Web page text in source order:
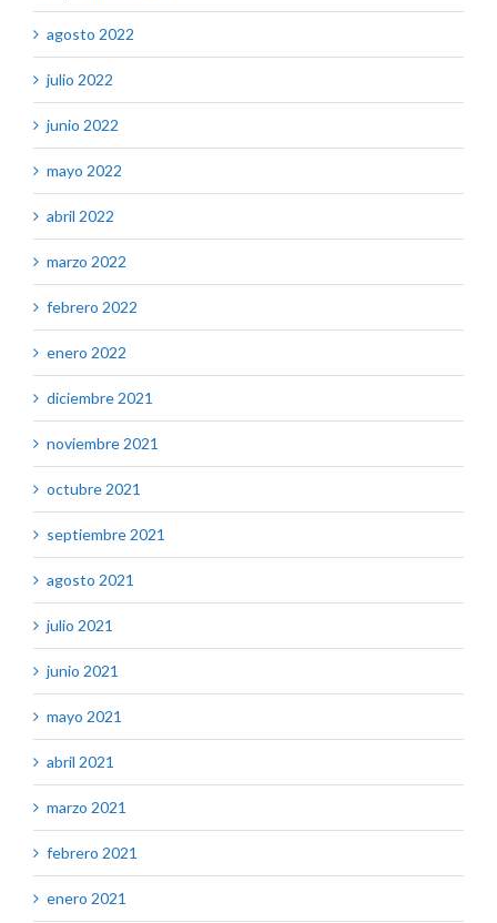
agosto 2022
julio 2022
junio 2022
mayo 2022
abril 2022
marzo 2022
febrero 2022
enero 2022
diciembre 2021
noviembre 2021
octubre 2021
septiembre 2021
agosto 2021
julio 2021
junio 2021
mayo 2021
abril 2021
marzo 2021
febrero 2021
enero 2021